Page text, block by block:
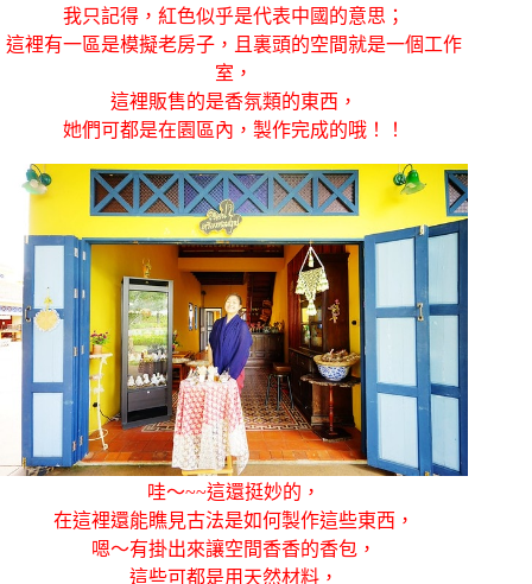
我只記得，紅色似乎是代表中國的意思；
這裡有一區是模擬老房子，且裏頭的空間就是一個工作
室，
這裡販售的是香氛類的東西，
她們可都是在園區內，製作完成的哦！！
哇～~~這還挺妙的，
在這裡還能瞧見古法是如何製作這些東西，
嗯～有掛出來讓空間香香的香包，
這些可都是用天然材料，